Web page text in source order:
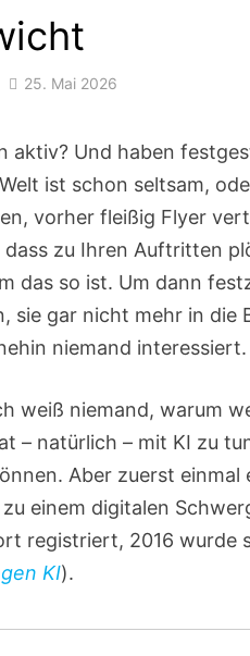
25. Mai 2026
aktiv? Und haben
ist schon seltsam,
vorher fleißig Flyer
zu Ihren Auftritten
das so ist. Um dann
sie gar nicht mehr in die
niemand interessiert.
weiß niemand, warum
– natürlich – mit KI zu
Aber zuerst
einem digitalen
registriert, 2016
KI).